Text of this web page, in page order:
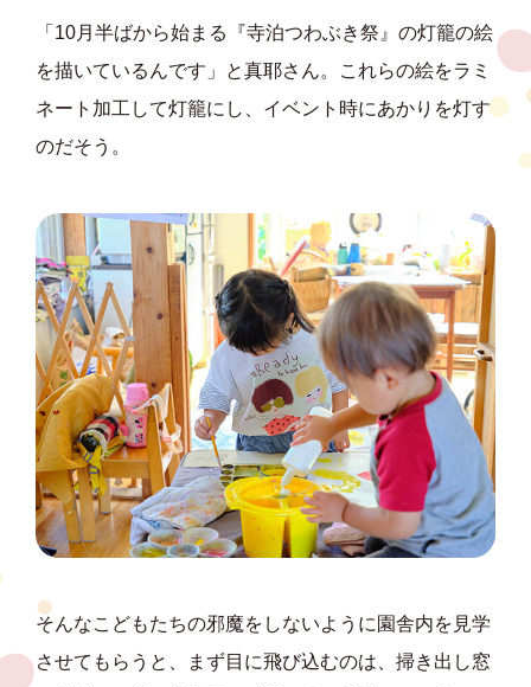
「10月半ばから始まる『寺泊つわぶき祭』の灯籠の絵
を描いているんです」と真耶さん。これらの絵をラミ
ネート加工して灯籠にし、イベント時にあかりを灯す
のだそう。
そんなこどもたちの邪魔をしないように園舎内を見学
させてもらうと、まず目に飛び込むのは、掃き出し窓